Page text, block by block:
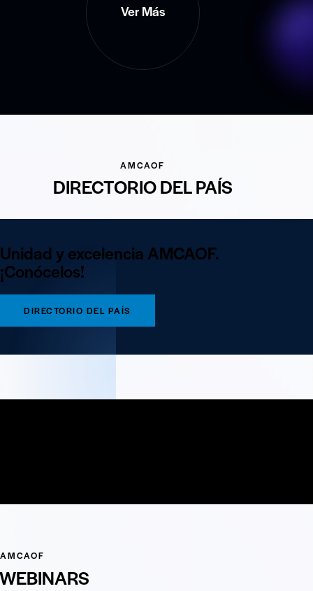
Ver Más
AMCAOF
DIRECTORIO DEL PAÍS
Unidad y excelencia AMCAOF.
¡Conócelos!
DIRECTORIO DEL PAÍS
AMCAOF
WEBINARS